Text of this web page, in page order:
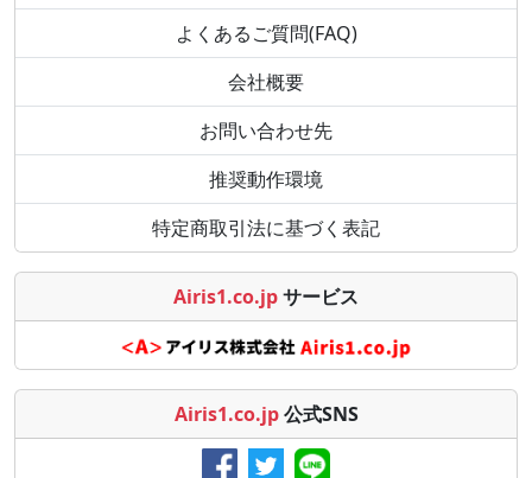
よくあるご質問(FAQ)
会社概要
お問い合わせ先
推奨動作環境
特定商取引法に基づく表記
Airis1.co.jpサービス
Airis1.co.jp 公式SNS